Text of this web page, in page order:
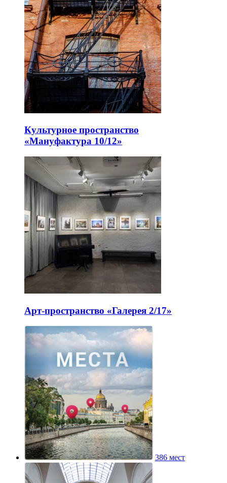
Культурное пространство
«Мануфактура 10/12»
Арт-пространство «Галерея 2/17»
386 мест